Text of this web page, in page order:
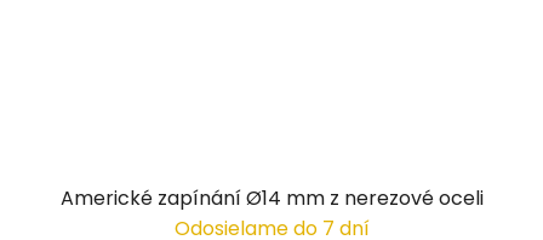
Americké zapínání Ø14 mm z nerezové oceli
Odosielame do 7 dní